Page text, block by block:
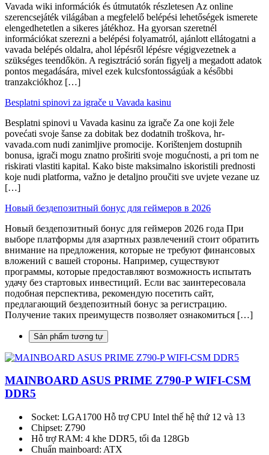
Vavada wiki információk és útmutatók részletesen Az online
szerencsejáték világában a megfelelő belépési lehetőségek ismerete
elengedhetetlen a sikeres játékhoz. Ha gyorsan szeretnél
információkat szerezni a belépési folyamatról, ajánlott ellátogatni a
vavada belépés oldalra, ahol lépésről lépésre végigvezetnek a
szükséges teendőkön. A regisztráció során figyelj a megadott adatok
pontos megadására, mivel ezek kulcsfontosságúak a későbbi
tranzakciókhoz […]
Besplatni spinovi za igrače u Vavada kasinu
Besplatni spinovi u Vavada kasinu za igrače Za one koji žele
povećati svoje šanse za dobitak bez dodatnih troškova, hr-
vavada.com nudi zanimljive promocije. Korištenjem dostupnih
bonusa, igrači mogu znatno proširiti svoje mogućnosti, a pri tom ne
riskirati vlastiti kapital. Kako biste maksimalno iskoristili prednosti
koje nudi platforma, važno je detaljno proučiti sve uvjete vezane uz
[…]
Новый бездепозитный бонус для геймеров в 2026
Новый бездепозитный бонус для геймеров 2026 года При
выборе платформы для азартных развлечений стоит обратить
внимание на предложения, которые не требуют финансовых
вложений с вашей стороны. Например, существуют
программы, которые предоставляют возможность испытать
удачу без стартовых инвестиций. Если вас заинтересовала
подобная перспектива, рекомендую посетить сайт,
предлагающий бездепозитный бонус за регистрацию.
Получение таких преимуществ позволяет ознакомиться […]
Sản phẩm tương tự
MAINBOARD ASUS PRIME Z790-P WIFI-CSM
DDR5
Socket: LGA1700 Hỗ trợ CPU Intel thế hệ thứ 12 và 13
Chipset: Z790
Hỗ trợ RAM: 4 khe DDR5, tối đa 128Gb
Chuẩn mainboard: ATX